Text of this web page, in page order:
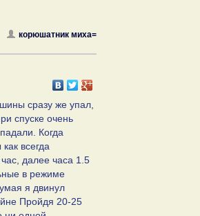
корюшатник миха=
сразу же упал,
спуске очень
Когда
всегда
далее часа 1.5
в режиме
я двинул
Пройдя 20-25